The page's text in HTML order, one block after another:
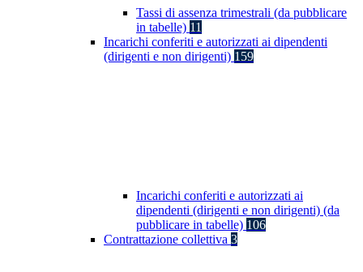
Tassi di assenza trimestrali (da pubblicare
in tabelle) 11
Incarichi conferiti e autorizzati ai dipendenti
(dirigenti e non dirigenti) 159
Incarichi conferiti e autorizzati ai
dipendenti (dirigenti e non dirigenti) (da
pubblicare in tabelle) 106
Contrattazione collettiva 3